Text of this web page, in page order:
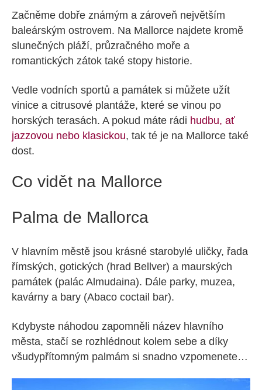
Začněme dobře známým a zároveň největším
baleárským ostrovem. Na Mallorce najdete kromě
slunečných pláží, průzračného moře a
romantických zátok také stopy historie.
Vedle vodních sportů a památek si můžete užít
vinice a citrusové plantáže, které se vinou po
horských terasách. A pokud máte rádi hudbu, ať
jazzovou nebo klasickou, tak té je na Mallorce také
dost.
Co vidět na Mallorce
Palma de Mallorca
V hlavním městě jsou krásné starobylé uličky, řada
římských, gotických (hrad Bellver) a maurských
památek (palác Almudaina). Dále parky, muzea,
kavárny a bary (Abaco coctail bar).
Kdybyste náhodou zapomněli název hlavního
města, stačí se rozhlédnout kolem sebe a díky
všudypřítomným palmám si snadno vzpomenete…